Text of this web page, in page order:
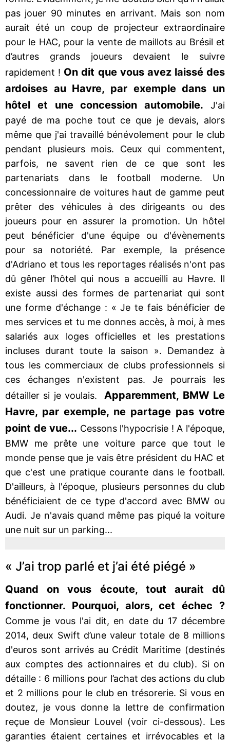
pas jouer 90 minutes en arrivant. Mais son nom
aurait été un coup de projecteur extraordinaire
pour le HAC, pour la vente de maillots au Brésil et
d’autres grands joueurs devaient le suivre
rapidement ! On dit que vous avez laissé des
ardoises au Havre, par exemple dans un
hôtel et une concession automobile. J'ai
payé de ma poche tout ce que je devais, alors
même que j'ai travaillé bénévolement pour le club
pendant plusieurs mois. Ceux qui commentent,
parfois, ne savent rien de ce que sont les
partenariats dans le football moderne. Un
concessionnaire de voitures haut de gamme peut
prêter des véhicules à des dirigeants ou des
joueurs pour en assurer la promotion. Un hôtel
peut bénéficier d'une équipe ou d'évènements
pour sa notoriété. Par exemple, la présence
d'Adriano et tous les reportages réalisés n'ont pas
dû gêner l’hôtel qui nous a accueilli au Havre. Il
existe aussi des formes de partenariat qui sont
une forme d'échange : « Je te fais bénéficier de
mes services et tu me donnes accès, à moi, à mes
salariés aux loges officielles et les prestations
incluses durant toute la saison ». Demandez à
tous les commerciaux de clubs professionnels si
ces échanges n'existent pas. Je pourrais les
détailler si je voulais. Apparemment, BMW Le
Havre, par exemple, ne partage pas votre
point de vue... Cessons l'hypocrisie ! A l'époque,
BMW me prête une voiture parce que tout le
monde pense que je vais être président du HAC et
que c'est une pratique courante dans le football.
D'ailleurs, à l'époque, plusieurs personnes du club
bénéficiaient de ce type d'accord avec BMW ou
Audi. Je n'avais quand même pas piqué la voiture
une nuit sur un parking...
« J’ai trop parlé et j’ai été piégé »
Quand on vous écoute, tout aurait dû
fonctionner. Pourquoi, alors, cet échec ?
Comme je vous l'ai dit, en date du 17 décembre
2014, deux Swift d’une valeur totale de 8 millions
d'euros sont arrivés au Crédit Maritime (destinés
aux comptes des actionnaires et du club). Si on
détaille : 6 millions pour l’achat des actions du club
et 2 millions pour le club en trésorerie. Si vous en
doutez, je vous donne la lettre de confirmation
reçue de Monsieur Louvel (voir ci-dessous). Les
garanties étaient certaines et irrévocables et la